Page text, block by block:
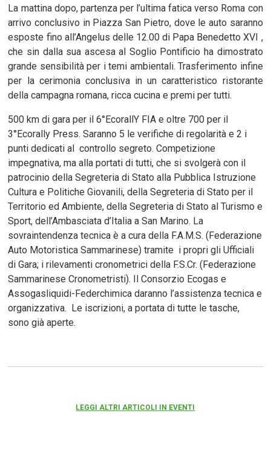
La mattina dopo, partenza per l’ultima fatica verso Roma con
arrivo conclusivo in Piazza San Pietro, dove le auto saranno
esposte fino all’Angelus delle 12.00 di Papa Benedetto XVI ,
che sin dalla sua ascesa al Soglio Pontificio ha dimostrato
grande sensibilità per i temi ambientali. Trasferimento infine
per la cerimonia conclusiva in un caratteristico ristorante
della campagna romana, ricca cucina e premi per tutti.
500 km di gara per il 6°EcorallY FIA e oltre 700 per il
3°Ecorally Press. Saranno 5 le verifiche di regolarità e 2 i
punti dedicati al controllo segreto. Competizione
impegnativa, ma alla portati di tutti, che si svolgerà con il
patrocinio della Segreteria di Stato alla Pubblica Istruzione
Cultura e Politiche Giovanili, della Segreteria di Stato per il
Territorio ed Ambiente, della Segreteria di Stato al Turismo e
Sport, dell’Ambasciata d’Italia a San Marino. La
sovraintendenza tecnica è a cura della F.A.M.S. (Federazione
Auto Motoristica Sammarinese) tramite i propri gli Ufficiali
di Gara; i rilevamenti cronometrici della F.S.Cr. (Federazione
Sammarinese Cronometristi). Il Consorzio Ecogas e
Assogasliquidi-Federchimica daranno l’assistenza tecnica e
organizzativa. Le iscrizioni, a portata di tutte le tasche,
sono già aperte.
LEGGI ALTRI ARTICOLI IN EVENTI